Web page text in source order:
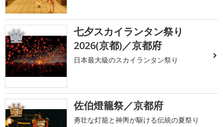
2
七夕スカイランタン祭り
2026(京都)／京都府
日本最大級のスカイランタン祭り
3 佐伯燈籠祭／京都府
勇壮な灯籠と神輿が駆ける伝統の夏祭り